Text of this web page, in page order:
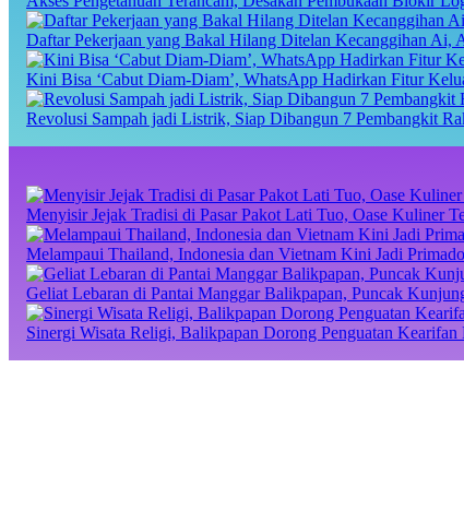
Daftar Pekerjaan yang Bakal Hilang Ditelan Kecanggihan Ai,
Kini Bisa ‘Cabut Diam-Diam’, WhatsApp Hadirkan Fitur
Revolusi Sampah jadi Listrik, Siap Dibangun 7 Pembangkit
Menyisir Jejak Tradisi di Pasar Pakot Lati Tuo, Oase Kuliner
Melampaui Thailand, Indonesia dan Vietnam Kini Jadi
Geliat Lebaran di Pantai Manggar Balikpapan, Puncak
Sinergi Wisata Religi, Balikpapan Dorong Penguatan